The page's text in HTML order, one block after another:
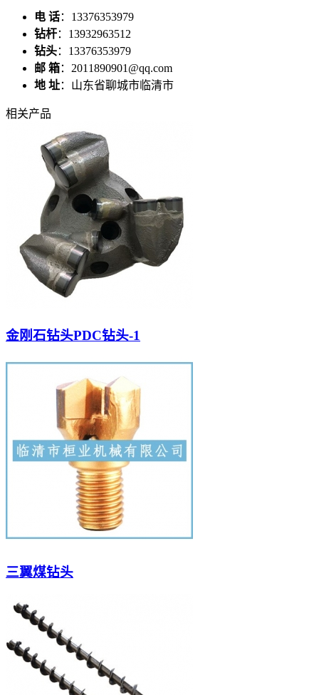
电 话：13376353979
钻杆：13932963512
钻头：13376353979
邮 箱：2011890901@qq.com
地 址：山东省聊城市临清市
相关产品
金刚石钻头PDC钻头-1
三翼煤钻头